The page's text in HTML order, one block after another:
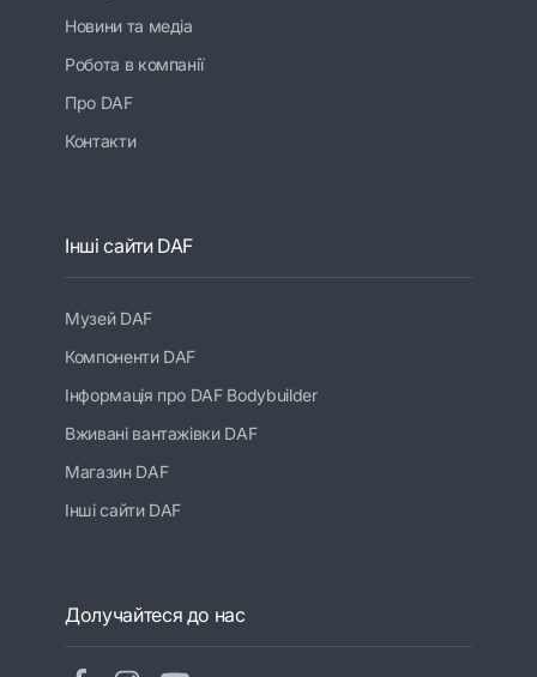
Новини та медіа
Робота в компанії
Про DAF
Контакти
Інші сайти DAF
Музей DAF
Компоненти DAF
Інформація про DAF Bodybuilder
Вживані вантажівки DAF
Магазин DAF
Інші сайти DAF
Долучайтеся до нас